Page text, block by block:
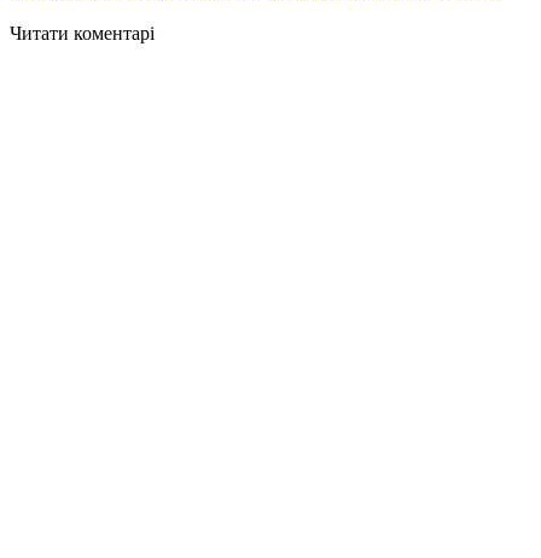
Читати коментарі